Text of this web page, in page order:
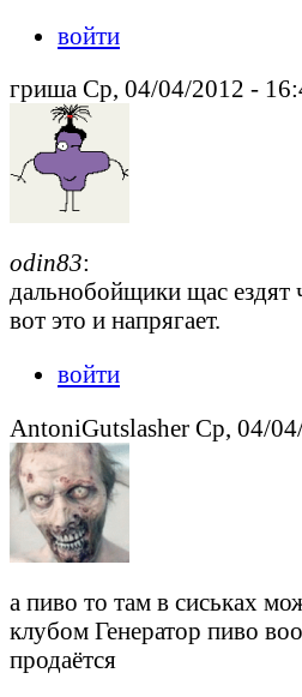
войти
гриша Ср, 04/04/2012 -
odin83:
дальнобойщики щас ездят
вот это и напрягает.
войти
AntoniGutslasher Ср, 04/
а пиво то там в сиськах
клубом Генератор пиво
продаётся